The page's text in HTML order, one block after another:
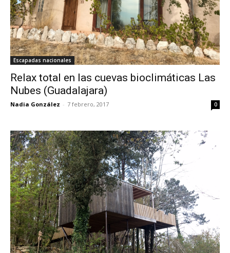
Escapadas nacionales
Relax total en las cuevas bioclimáticas Las
Nubes (Guadalajara)
Nadia González - 7 febrero, 2017 0